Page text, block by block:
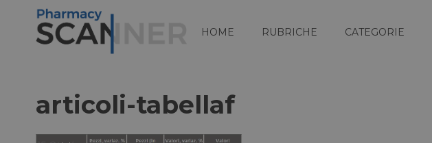
HOME RUBRICHE CATEGORIE
articoli-tabellaf